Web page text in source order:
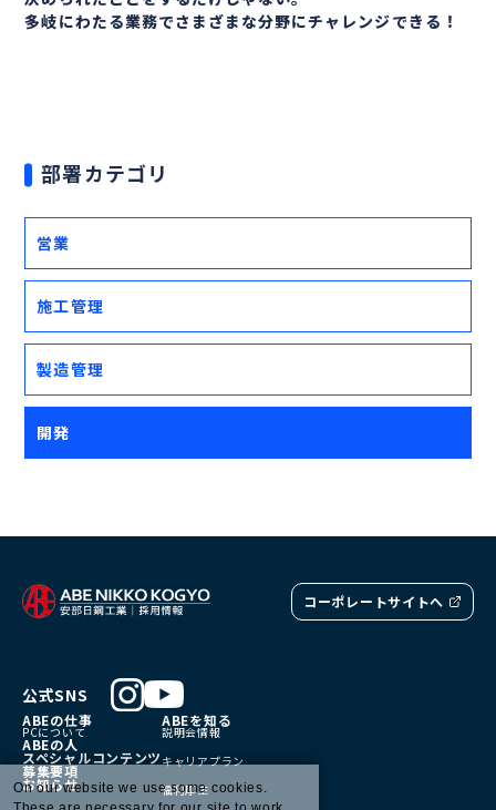
多岐にわたる業務でさまざまな分野にチャレンジできる！
部署カテゴリ
営業
施工管理
製造管理
開発
コーポレートサイトへ
ABEの仕事
PCについて
ABEの人
スペシャルコンテンツ
募集要項
お知らせ
ABEを知る
説明会情報
キャリアプラン
福利厚生
公式SNS
On our website we use some cookies.